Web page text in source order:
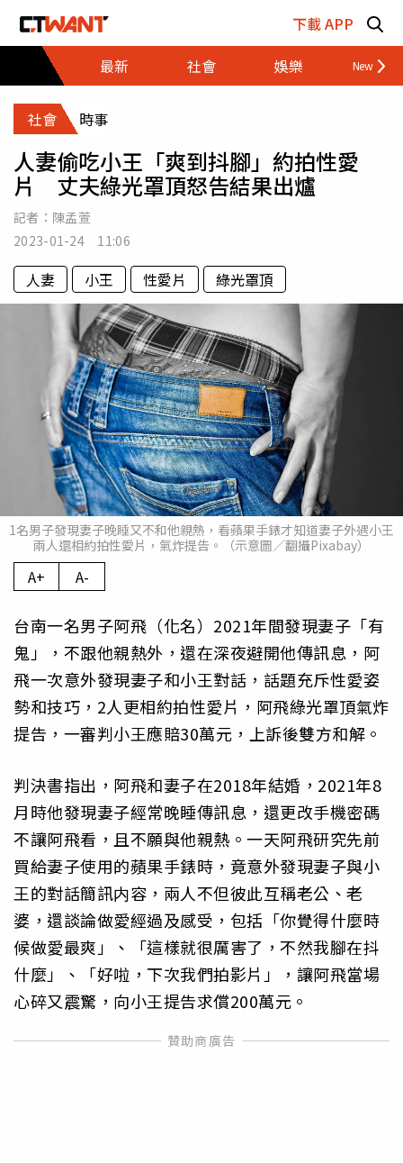
下載 APP
最新
社會 娛樂 財經
社會 時事
人妻偷吃小王「爽到抖腳」約拍性愛
片 丈夫綠光罩頂怒告結果出爐
記者： 陳孟萱
2023-01-24 11:06
人妻 小王 性愛片 綠光罩頂
1名男子發現妻子晚睡又不和他親熱，看蘋果手錶才知道妻子外遇小王
兩人還相約拍性愛片，氣炸提告。（示意圖／翻攝Pixabay）
A+ A-
台南一名男子阿飛（化名）2021年間發現妻子「有
鬼」，不跟他親熱外，還在深夜避開他傳訊息，阿
飛一次意外發現妻子和小王對話，話題充斥性愛姿
勢和技巧，2人更相約拍性愛片，阿飛綠光罩頂氣炸
提告，一審判小王應賠30萬元，上訴後雙方和解。
判決書指出，阿飛和妻子在2018年結婚，2021年8
月時他發現妻子經常晚睡傳訊息，還更改手機密碼
不讓阿飛看，且不願與他親熱。一天阿飛研究先前
買給妻子使用的蘋果手錶時，竟意外發現妻子與小
王的對話簡訊内容，兩人不但彼此互稱老公、老
婆，還談論做愛經過及感受，包括「你覺得什麼時
候做愛最爽」、「這樣就很厲害了，不然我腳在抖
什麼」、「好啦，下次我們拍影片」，讓阿飛當場
心碎又震驚，向小王提告求償200萬元。